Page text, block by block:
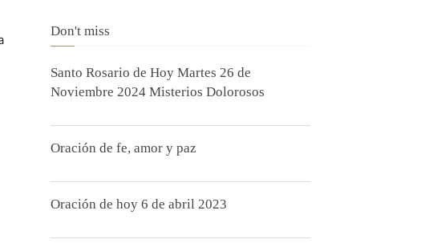
Don't miss
Santo Rosario de Hoy Martes 26 de
Noviembre 2024 Misterios Dolorosos
Oración de fe, amor y paz
Oración de hoy 6 de abril 2023